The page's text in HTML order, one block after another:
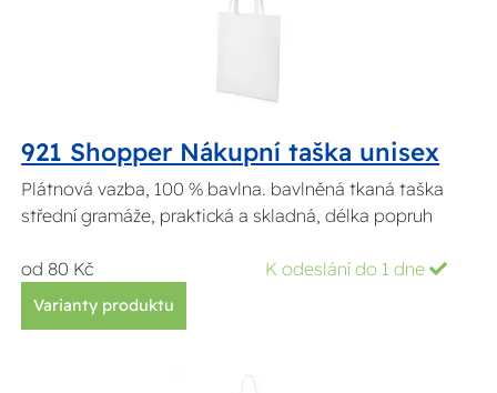
921 Shopper Nákupní taška unisex
Plátnová vazba, 100 % bavlna. bavlněná tkaná taška
střední gramáže, praktická a skladná, délka popruh
od 80 Kč K odeslání do 1 dne
Varianty produktu